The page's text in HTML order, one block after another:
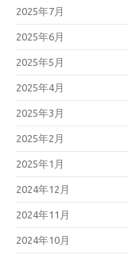
2025年7月
2025年6月
2025年5月
2025年4月
2025年3月
2025年2月
2025年1月
2024年12月
2024年11月
2024年10月